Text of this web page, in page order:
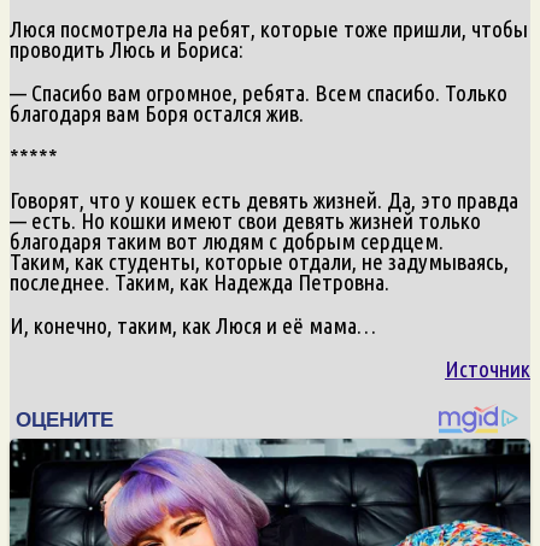
Люся посмотрела на ребят, которые тоже пришли, чтобы
проводить Люсь и Бориса:
— Спасибо вам огромное, ребята. Всем спасибо. Только
благодаря вам Боря остался жив.
*****
Говорят, что у кошек есть девять жизней. Да, это правда
— есть. Но кошки имеют свои девять жизней только
благодаря таким вот людям с добрым сердцем.
Таким, как студенты, которые отдали, не задумываясь,
последнее. Таким, как Надежда Петровна.
И, конечно, таким, как Люся и её мама…
Источник